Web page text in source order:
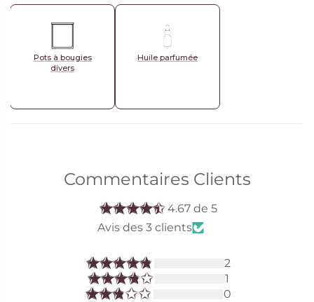
Pots à bougies
divers
Huile parfumée
Commentaires Clients
4.67 de 5
Avis des 3 clients
2
1
0